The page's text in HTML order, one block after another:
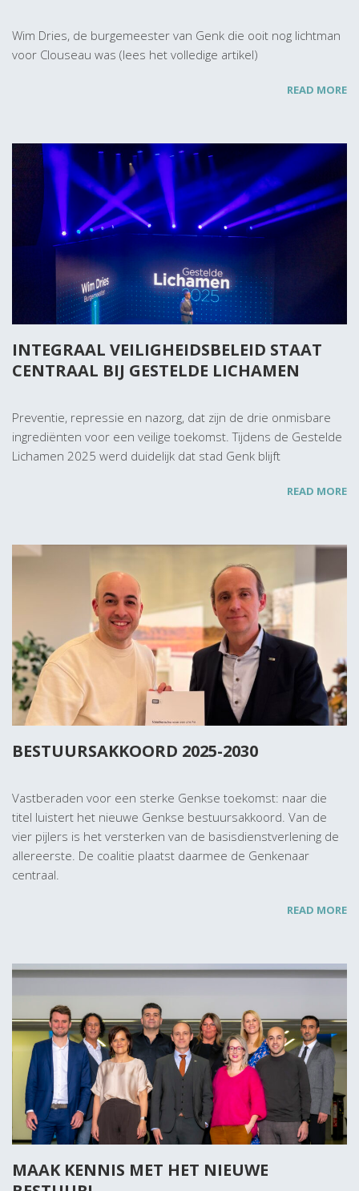
Wim Dries, de burgemeester van Genk die ooit nog lichtman
voor Clouseau was (lees het volledige artikel)
READ MORE
INTEGRAAL VEILIGHEIDSBELEID STAAT
CENTRAAL BIJ GESTELDE LICHAMEN
Preventie, repressie en nazorg, dat zijn de drie onmisbare
ingrediënten voor een veilige toekomst. Tijdens de Gestelde
Lichamen 2025 werd duidelijk dat stad Genk blijft
READ MORE
BESTUURSAKKOORD 2025-2030
Vastberaden voor een sterke Genkse toekomst: naar die
titel luistert het nieuwe Genkse bestuursakkoord. Van de
vier pijlers is het versterken van de basisdienstverlening de
allereerste. De coalitie plaatst daarmee de Genkenaar
centraal.
READ MORE
MAAK KENNIS MET HET NIEUWE